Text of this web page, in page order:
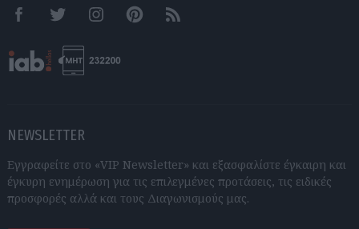
FacebookTwitter InstagramPinterestRSS feeds
NEWSLETTER
Εγγραφείτε στο «VIP Newsletter» και εξασφαλίστε έγκαιρη και
έγκυρη ενημέρωση για τις επιλεγμένες προτάσεις, τις ειδικές
προσφορές αλλά και τους Διαγωνισμούς μας.